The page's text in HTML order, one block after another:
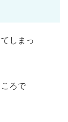
しまっ
ろで